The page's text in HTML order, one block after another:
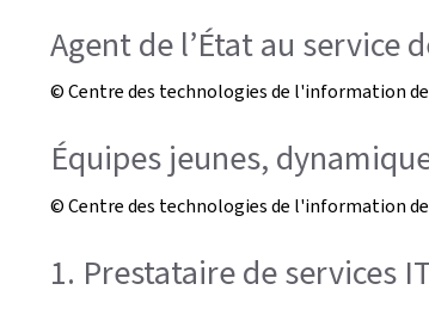
Agent de l’État au service
© Centre des technologies de l'information
Équipes jeunes,
© Centre des technologies de l'information
1. Prestataire de services